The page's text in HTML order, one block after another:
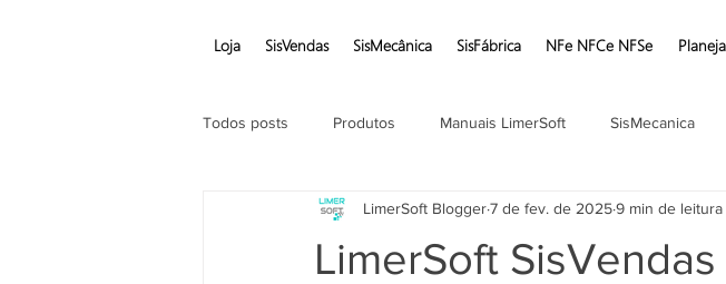
Loja SisVendas SisMecânica SisFábrica NFe NFCe NFSe
Todos posts Produtos Manuais LimerSoft SisMecanica
Gerar pedido em pdf
LimerSoft
LimerSoft Blogger7 de fev. de 20259 min de leitura